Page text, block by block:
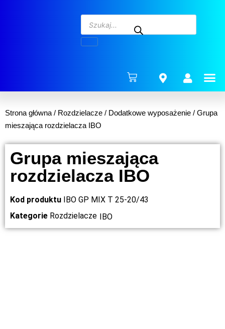
Strona główna / Rozdzielacze / Dodatkowe wyposażenie / Grupa
mieszająca rozdzielacza IBO
Grupa mieszająca
rozdzielacza IBO
Kod produktu IBO GP MIX T 25-20/43
Kategorie Rozdzielacze IBO